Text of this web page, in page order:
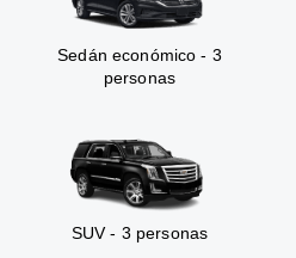
Sedán económico - 3
personas
SUV - 3 personas